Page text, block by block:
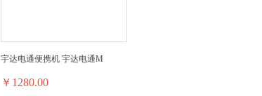
宇达电通便携机 宇达电通M
￥1280.00